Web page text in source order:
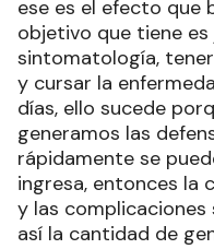
ese es el efecto que
objetivo que tiene
sintomatología,
y cursar la
días, ello sucede
generamos las
rápidamente se
ingresa, entonces la
y las complicaciones
así la cantidad de